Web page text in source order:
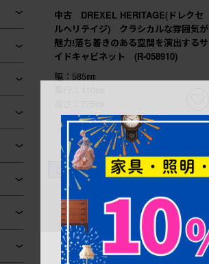
中古 DREXEL HERITAGE(ドレクセ
ルヘリテイジ) クラシカルな雰囲気が
魅力!落ち着きのある空間を演出するサ
イドキャビネット (R-058910)
幅：585㎜
これからリペア予定品